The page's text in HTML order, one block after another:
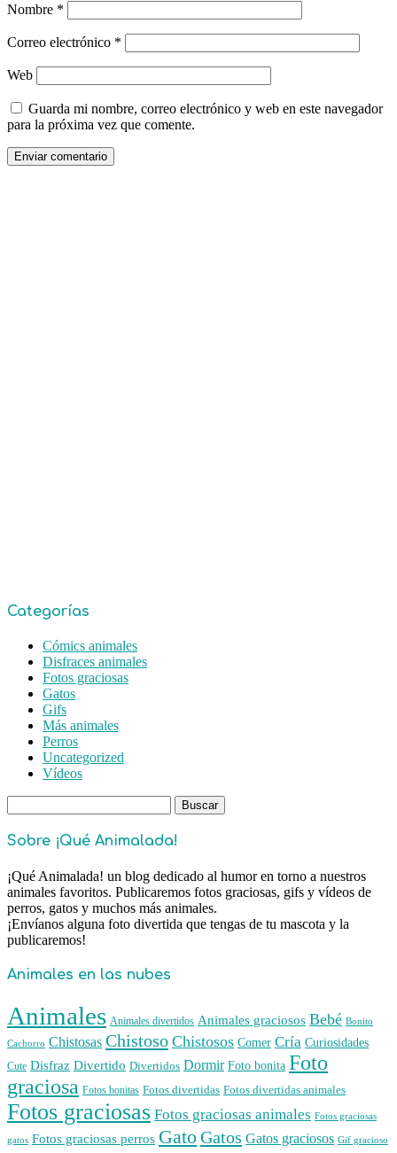
Nombre *
Correo electrónico *
Web
Guarda mi nombre, correo electrónico y web en este navegador
para la próxima vez que comente.
Categorías
Cómics animales
Disfraces animales
Fotos graciosas
Gatos
Gifs
Más animales
Perros
Uncategorized
Vídeos
Sobre ¡Qué Animalada!
¡Qué Animalada! un blog dedicado al humor en torno a nuestros
animales favoritos. Publicaremos fotos graciosas, gifs y vídeos de
perros, gatos y muchos más animales.
¡Envíanos alguna foto divertida que tengas de tu mascota y la
publicaremos!
Animales en las nubes
Animales Animales divertidos Animales graciosos Bebé Bonito
Cachorro Chistosas Chistoso Chistosos Comer Cría Curiosidades
Cute Disfraz Divertido Divertidos Dormir Foto bonita Foto
graciosa Fotos bonitas Fotos divertidas Fotos divertidas animales
Fotos graciosas Fotos graciosas animales Fotos graciosas
gatos Fotos graciosas perros GatoGatos Gatos graciosos Gif gracioso